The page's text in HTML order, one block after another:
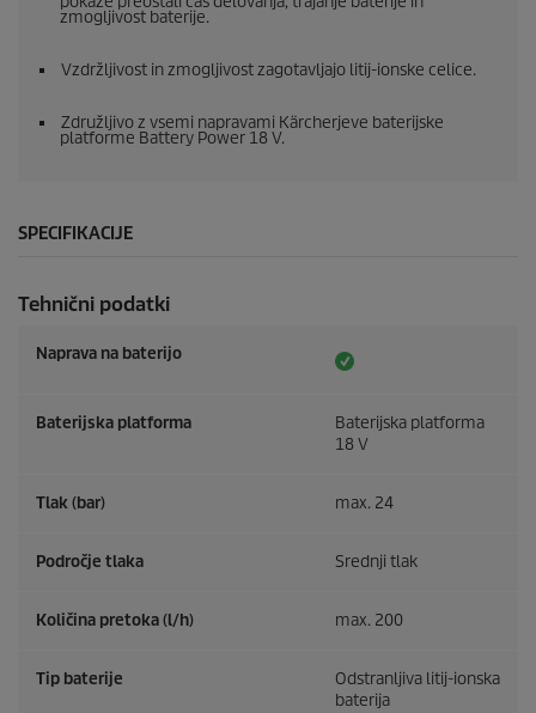
zmogljivost baterije.
Vzdržljivost in zmogljivost zagotavljajo litij-ionske celice.
Združljivo z vsemi napravami Kärcherjeve baterijske
platforme Battery Power 18 V.
SPECIFIKACIJE
Tehnični podatki
Naprava na baterijo
Baterijska platforma
Baterijska platforma
18 V
Tlak (bar) max. 24
Področje tlaka Srednji tlak
Količina pretoka (l/h) max. 200
Tip baterije
Odstranljiva litij-ionska
baterija